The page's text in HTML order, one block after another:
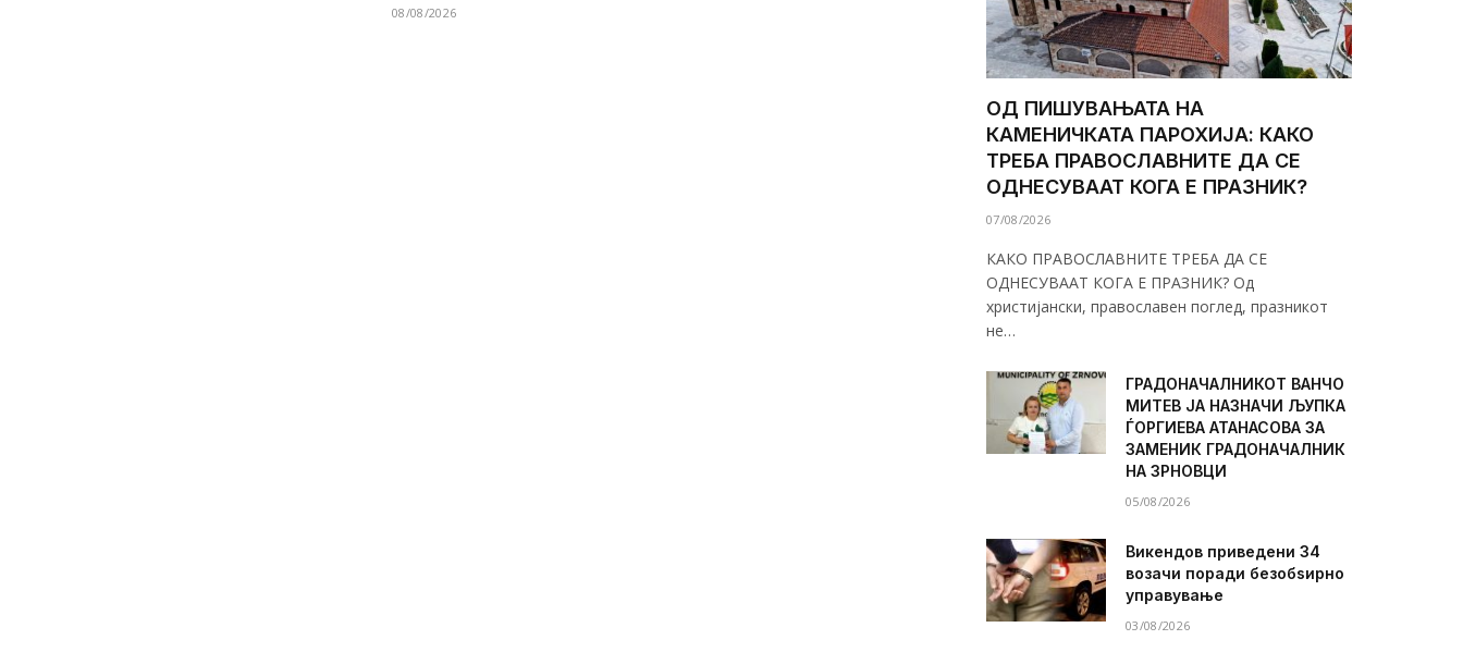
08/08/2026
ОД ПИШУВАЊАТА НА
КАМЕНИЧКАТА ПАРОХИЈА: КАКО
ТРЕБА ПРАВОСЛАВНИТЕ ДА СЕ
ОДНЕСУВААТ КОГА Е ПРАЗНИК?
07/08/2026
КАКО ПРАВОСЛАВНИТЕ ТРЕБА ДА СЕ
ОДНЕСУВААТ КОГА Е ПРАЗНИК? Од
христијански, православен поглед, празникот
не…
ГРАДОНАЧАЛНИКОТ ВАНЧО
МИТЕВ ЈА НАЗНАЧИ ЉУПКА
ЃОРГИЕВА АТАНАСОВА ЗА
ЗАМЕНИК ГРАДОНАЧАЛНИК
НА ЗРНОВЦИ
05/08/2026
Викендов приведени 34
возачи поради безобѕирно
управување
03/08/2026